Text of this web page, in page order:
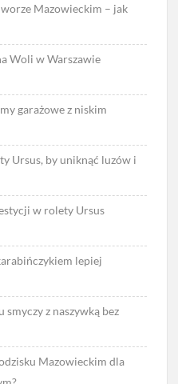
Mazowieckim – jak
Woli w Warszawie
garażowe z niskim
Ursus, by uniknąć luzów i
w rolety Ursus
lepiej
z naszywką bez
Mazowieckim dla